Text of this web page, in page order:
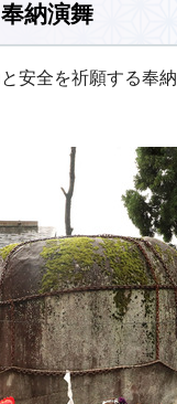
納演舞
安全を祈願する奉